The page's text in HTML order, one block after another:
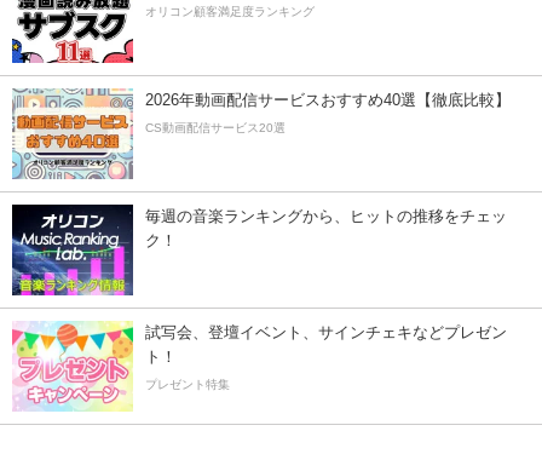
オリコン顧客満足度ランキング
2026年動画配信サービスおすすめ40選【徹底比較】
CS動画配信サービス20選
毎週の音楽ランキングから、ヒットの推移をチェッ
ク！
試写会、登壇イベント、サインチェキなどプレゼン
ト！
プレゼント特集